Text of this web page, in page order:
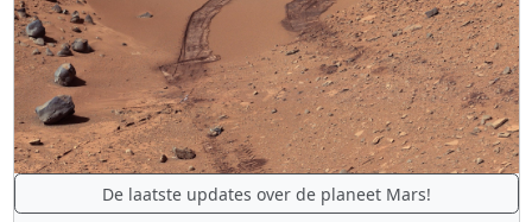
De laatste updates over de planeet Mars!